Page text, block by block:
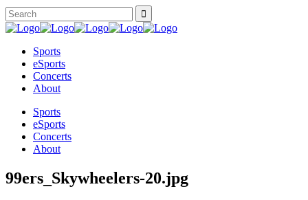
Sports
eSports
Concerts
About
Sports
eSports
Concerts
About
99ers_Skywheelers-20.jpg